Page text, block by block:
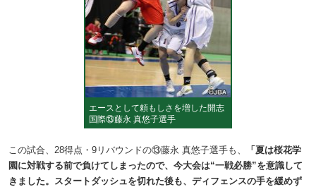
エースとして頼もしさを増した開志
国際⑬藤永 真悠子選手
この試合、28得点・9リバウンドの⑬藤永 真悠子選手も、
「夏は桜花学
園に対戦する前で負けてしまったので、今大会は“一戦必勝”を意識して
きました。スタートダッシュを切れた後も、ディフェンスの手を緩めず